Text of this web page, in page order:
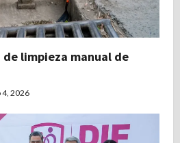
limpieza manual de
4, 2026